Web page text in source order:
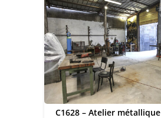
C1628 – Atelier métallique